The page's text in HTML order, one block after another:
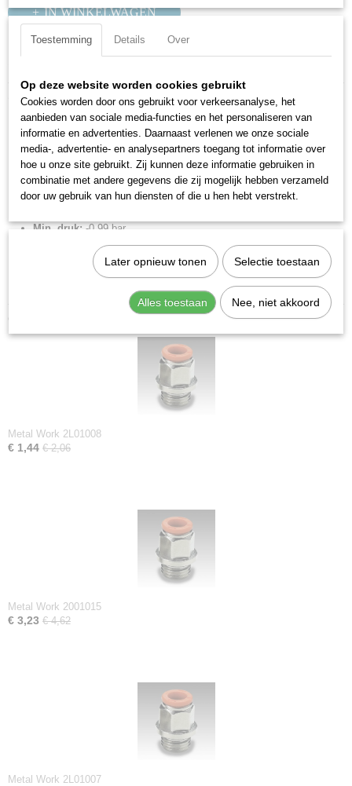
IN WINKELWAGEN
Productcode
2L01001
EAN code
8024986123432
Productcode leverancier
2L01001
Omschrijving
RL1 4 x M5 rechte inschroef.
Merk:Metal Work
Diameter:4 mm
Aansluiting:
Min. druk:-0.99 bar
80 °C
-20 °C
Metal Work 2L01008
€ 1,44 € 2,06
Metal Work 2001015
€ 3,23 € 4,62
Metal Work 2L01007
Toestemming Details Over
Op deze website worden cookies gebruikt
Cookies worden door ons gebruikt voor verkeersanalyse, het
aanbieden van sociale media-functies en het personaliseren van
informatie en advertenties. Daarnaast verlenen we onze sociale
media-, advertentie- en analysepartners toegang tot informatie over
hoe u onze site gebruikt. Zij kunnen deze informatie gebruiken in
combinatie met andere gegevens die zij mogelijk hebben verzameld
door uw gebruik van hun diensten of die u hen hebt verstrekt.
Later opnieuw tonen Selectie toestaan
Alles toestaan Nee, niet akkoord